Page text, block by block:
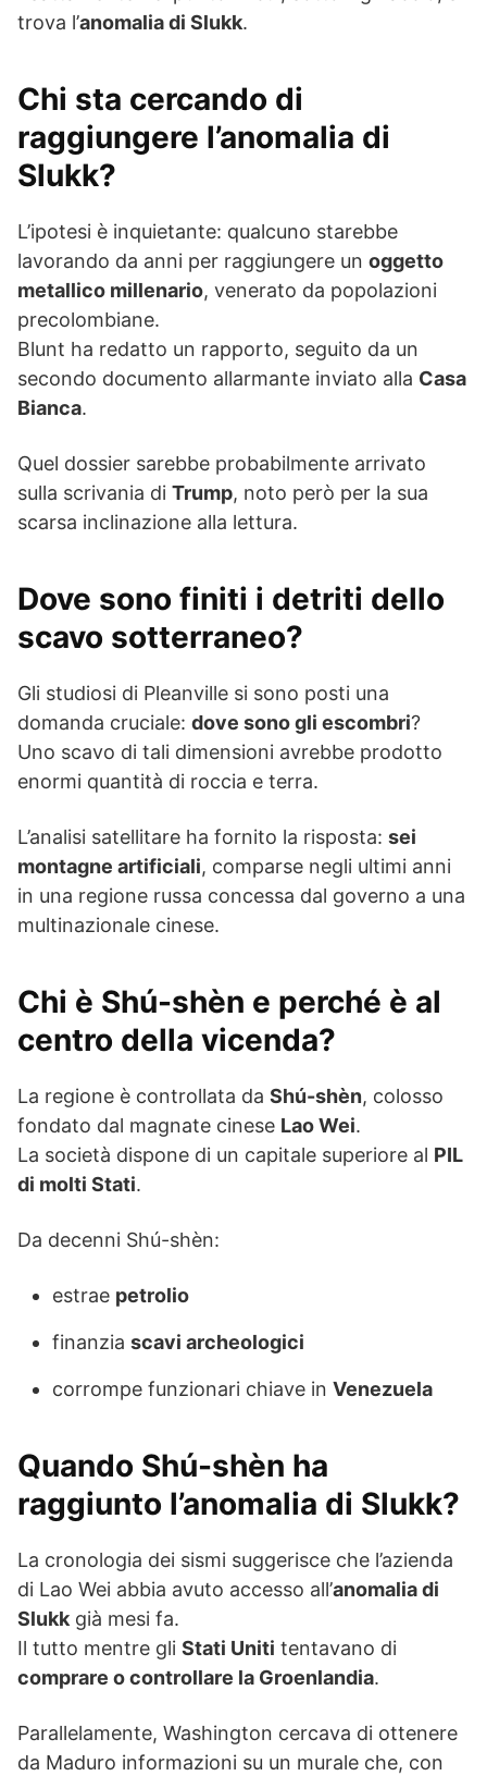
trova l’anomalia di Slukk.
Chi sta cercando di
raggiungere l’anomalia di
Slukk?
L’ipotesi è inquietante: qualcuno starebbe
lavorando da anni per raggiungere un oggetto
metallico millenario, venerato da popolazioni
precolombiane.
Blunt ha redatto un rapporto, seguito da un
secondo documento allarmante inviato alla Casa
Bianca.
Quel dossier sarebbe probabilmente arrivato
sulla scrivania di Trump, noto però per la sua
scarsa inclinazione alla lettura.
Dove sono finiti i detriti dello
scavo sotterraneo?
Gli studiosi di Pleanville si sono posti una
domanda cruciale: dove sono gli escombri?
Uno scavo di tali dimensioni avrebbe prodotto
enormi quantità di roccia e terra.
L’analisi satellitare ha fornito la risposta: sei
montagne artificiali, comparse negli ultimi anni
in una regione russa concessa dal governo a una
multinazionale cinese.
Chi è Shú-shèn e perché è al
centro della vicenda?
La regione è controllata da Shú-shèn, colosso
fondato dal magnate cinese Lao Wei.
La società dispone di un capitale superiore al PIL
di molti Stati.
Da decenni Shú-shèn:
estrae petrolio
finanzia scavi archeologici
corrompe funzionari chiave in Venezuela
Quando Shú-shèn ha
raggiunto l’anomalia di Slukk?
La cronologia dei sismi suggerisce che l’azienda
di Lao Wei abbia avuto accesso all’anomalia di
Slukk già mesi fa.
Il tutto mentre gli Stati Uniti tentavano di
comprare o controllare la Groenlandia.
Parallelamente, Washington cercava di ottenere
da Maduro informazioni su un murale che, con